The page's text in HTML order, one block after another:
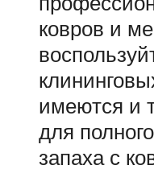
ковров и
имеются и
для
запаха с